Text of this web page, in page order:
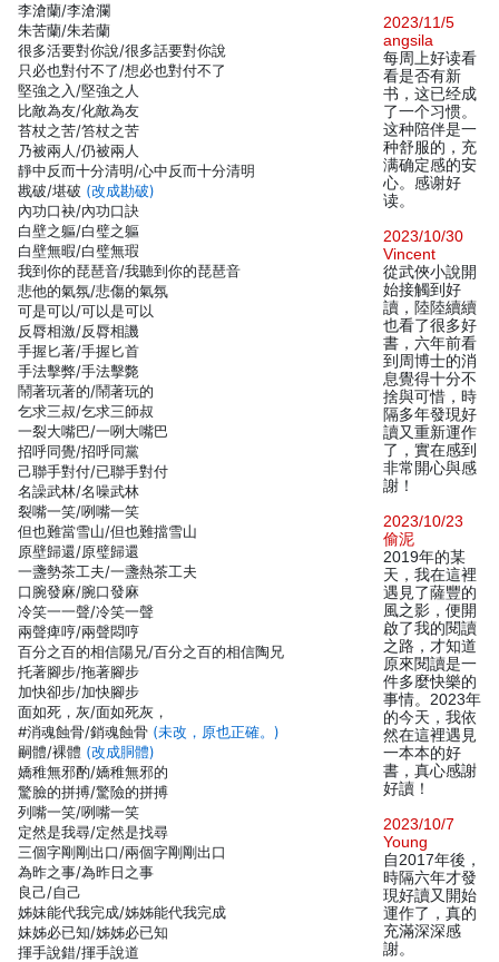
李滄蘭/李滄瀾
朱苦蘭/朱若蘭
很多活要對你說/很多話要對你說
只必也對付不了/想必也對付不了
堅強之入/堅強之人
比敵為友/化敵為友
苔杖之苦/笞杖之苦
乃被兩人/仍被兩人
靜中反而十分清明/心中反而十分清明
戡破/堪破 (改成勘破)
內功口袂/內功口訣
白壁之軀/白璧之軀
白壁無暇/白璧無瑕
我到你的琵琶音/我聽到你的琵琶音
悲他的氣氛/悲傷的氣氛
可是可以/可以是可以
反脣相激/反脣相譏
手握匕著/手握匕首
手法擊弊/手法擊斃
鬧著玩著的/鬧著玩的
乞求三叔/乞求三師叔
一裂大嘴巴/一咧大嘴巴
招呼同覺/招呼同黨
己聯手對付/已聯手對付
名譟武林/名噪武林
裂嘴一笑/咧嘴一笑
但也難當雪山/但也難擋雪山
原壁歸還/原璧歸還
一盞勢茶工夫/一盞熱茶工夫
口腕發麻/腕口發麻
冷笑一一聲/冷笑一聲
兩聲痺哼/兩聲悶哼
百分之百的相信陽兄/百分之百的相信陶兄
托著腳步/拖著腳步
加快卻步/加快腳步
面如死，灰/面如死灰，
#消魂蝕骨/銷魂蝕骨 (未改，原也正確。)
嗣體/裸體 (改成胴體)
嬌稚無邪酌/嬌稚無邪的
驚臉的拼搏/驚險的拼搏
列嘴一笑/咧嘴一笑
定然是我尋/定然是找尋
三個字剛剛出口/兩個字剛剛出口
為昨之事/為昨日之事
良己/自己
姊妹能代我完成/姊姊能代我完成
妹姊必已知/姊姊必已知
揮手說錯/揮手說道
2023/11/5
angsila
每周上好读看
看是否有新
书，这已经成
了一个习惯。
这种陪伴是一
种舒服的，充
满确定感的安
心。感谢好
读。
2023/10/30
Vincent
從武俠小說開
始接觸到好
讀，陸陸續續
也看了很多好
書，六年前看
到周博士的消
息覺得十分不
捨與可惜，時
隔多年發現好
讀又重新運作
了，實在感到
非常開心與感
謝！
2023/10/23
偷泥
2019年的某
天，我在這裡
遇見了薩豐的
風之影，便開
啟了我的閱讀
之路，才知道
原來閱讀是一
件多麼快樂的
事情。2023年
的今天，我依
然在這裡遇見
一本本的好
書，真心感謝
好讀！
2023/10/7
Young
自2017年後，
時隔六年才發
現好讀又開始
運作了，真的
充滿深深感
謝。